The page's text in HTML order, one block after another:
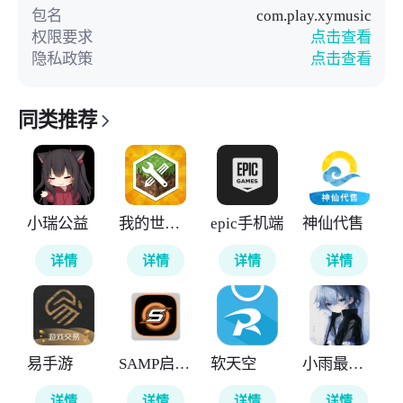
包名
com.play.xymusic
权限要求
点击查看
隐私政策
点击查看
同类推荐
小瑞公益
详情
我的世界MOD制作器
详情
epic手机端
详情
神仙代售
详情
易手游 SAMP启动器 软天空 小雨最强连点